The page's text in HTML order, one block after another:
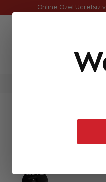
Online Özel Ücretsiz